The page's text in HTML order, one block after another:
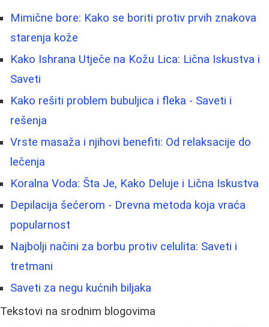
Mimične bore: Kako se boriti protiv prvih znakova
starenja kože
Kako Ishrana Utječe na Kožu Lica: Lična Iskustva i
Saveti
Kako rešiti problem bubuljica i fleka - Saveti i
rešenja
Vrste masaža i njihovi benefiti: Od relaksacije do
lečenja
Koralna Voda: Šta Je, Kako Deluje i Lična Iskustva
Depilacija šećerom - Drevna metoda koja vraća
popularnost
Najbolji načini za borbu protiv celulita: Saveti i
tretmani
Saveti za negu kućnih biljaka
Tekstovi na srodnim blogovima